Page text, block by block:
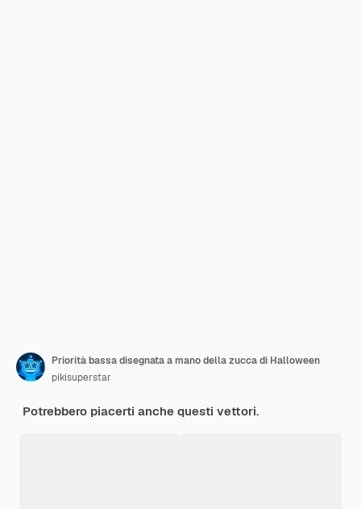
Priorità bassa disegnata a mano della zucca di Halloween
pikisuperstar
Potrebbero piacerti anche questi vettori.